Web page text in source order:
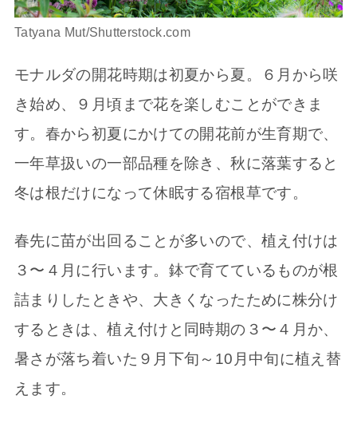
Tatyana Mut/Shutterstock.com
モナルダの開花時期は初夏から夏。６月から咲
き始め、９月頃まで花を楽しむことができま
す。春から初夏にかけての開花前が生育期で、
一年草扱いの一部品種を除き、秋に落葉すると
冬は根だけになって休眠する宿根草です。
春先に苗が出回ることが多いので、植え付けは
３〜４月に行います。鉢で育てているものが根
詰まりしたときや、大きくなったために株分け
するときは、植え付けと同時期の３〜４月か、
暑さが落ち着いた９月下旬～10月中旬に植え替
えます。